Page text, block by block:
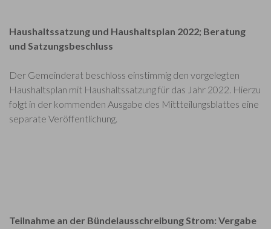
Haushaltssatzung und Haushaltsplan 2022; Beratung
und Satzungsbeschluss
Der Gemeinderat beschloss einstimmig den vorgelegten
Haushaltsplan mit Haushaltssatzung für das Jahr 2022. Hierzu
folgt in der kommenden Ausgabe des Mittteilungsblattes eine
separate Veröffentlichung.
Teilnahme an der Bündelausschreibung Strom: Vergabe